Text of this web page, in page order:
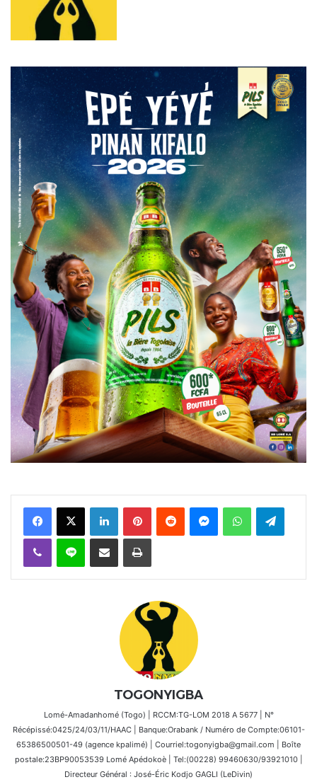
FacebookX Linkedin PinterestReddit MessengerWhatsAppTelegram
Viber Ligne Partager par email Imprimer
TOGONYIGBA
Lomé-Amadanhomé (Togo) | RCCM:TG-LOM 2018 A 5677 | N°
Récépissé:0425/24/03/11/HAAC | Banque:Orabank / Numéro de Compte:06101-
65386500501-49 (agence kpalimé) | Courriel:togonyigba@gmail.com | Boîte
postale:23BP90053539 Lomé Apédokoè | Tel:(00228) 99460630/93921010 |
Directeur Général : José-Éric Kodjo GAGLI (LeDivin)